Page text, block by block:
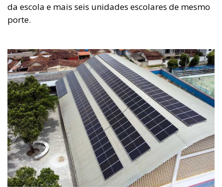
da escola e mais seis unidades escolares de mesmo
porte.